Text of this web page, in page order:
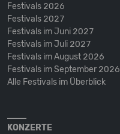
Festivals 2026
Festivals 2027
Festivals im Juni 2027
Festivals im Juli 2027
Festivals im August 2026
Festivals im September 2026
Alle Festivals im Überblick
KONZERTE